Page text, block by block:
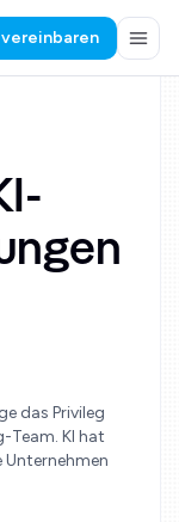
das Privileg
Team. KI hat
Unternehmen